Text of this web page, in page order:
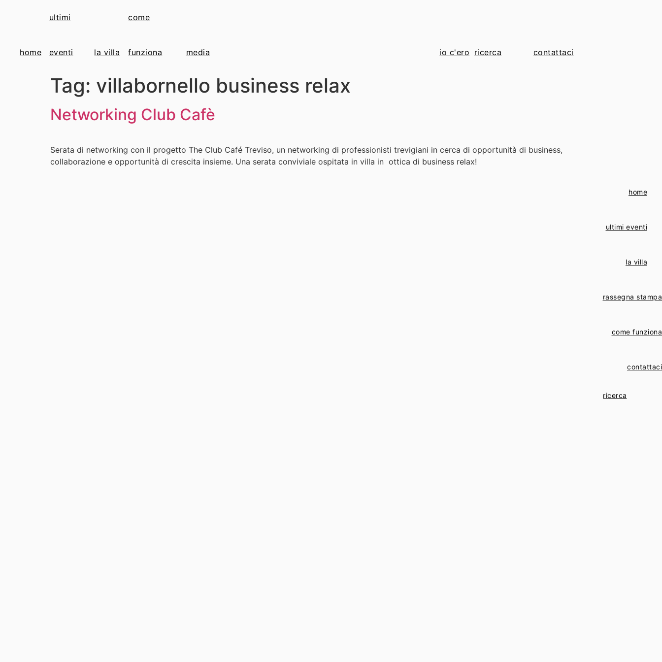
home
ultimi
eventi la villa
come
funziona media contattaci
io c'ero
Tag: villabornello business relax
Networking Club Cafè
Serata di networking con il progetto The Club Café Treviso, un networking di professionisti trevigiani in cerca di opportunità di business,
collaborazione e opportunità di crescita insieme. Una serata conviviale ospitata in villa in ottica di business relax!
home
ultimi eventi
la villa
rassegna stampa
come funziona
contattaci